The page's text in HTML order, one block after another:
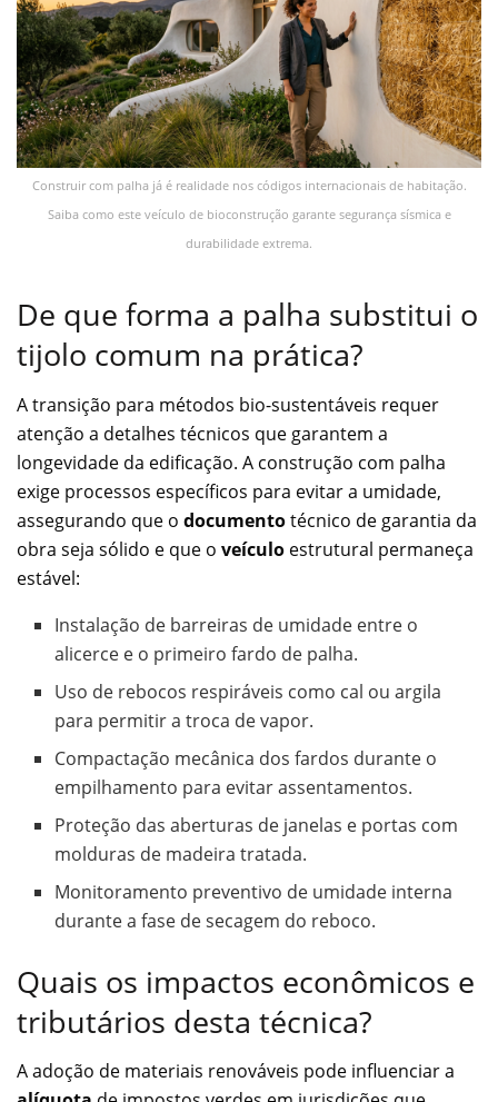
Construir com palha já é realidade nos códigos internacionais de habitação.
Saiba como este veículo de bioconstrução garante segurança sísmica e
durabilidade extrema.
De que forma a palha substitui o
tijolo comum na prática?
A transição para métodos bio-sustentáveis requer
atenção a detalhes técnicos que garantem a
longevidade da edificação. A construção com palha
exige processos específicos para evitar a umidade,
assegurando que o documentotécnico de garantia da
obra seja sólido e que o veículo estrutural permaneça
estável:
Instalação de barreiras de umidade entre o
alicerce e o primeiro fardo de palha.
Uso de rebocos respiráveis como cal ou argila
para permitir a troca de vapor.
Compactação mecânica dos fardos durante o
empilhamento para evitar assentamentos.
Proteção das aberturas de janelas e portas com
molduras de madeira tratada.
Monitoramento preventivo de umidade interna
durante a fase de secagem do reboco.
Quais os impactos econômicos e
tributários desta técnica?
A adoção de materiais renováveis pode influenciar a